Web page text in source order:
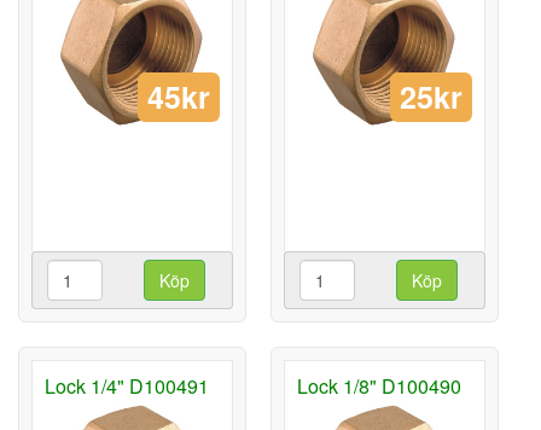
45kr
Köp
25kr
Köp
Lock 1/4" D100491 Lock 1/8" D100490